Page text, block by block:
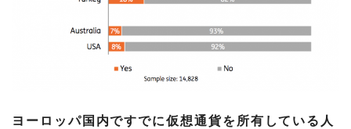
ヨーロッパ国内ですでに仮想通貨を所有している人